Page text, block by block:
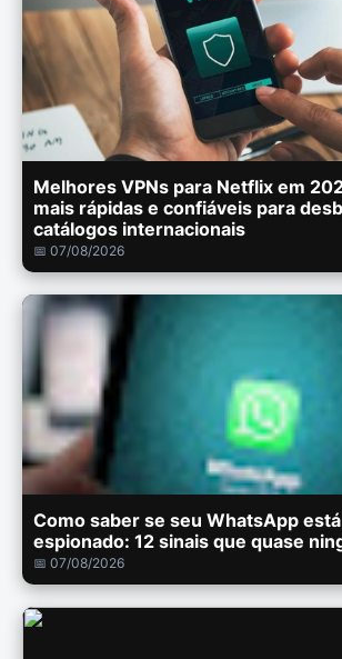
Melhores VPNs para Netflix em
mais rápidas e confiáveis para
catálogos internacionais
📅 07/08/2026
Como saber se seu WhatsApp
espionado: 12 sinais que quase
📅 07/08/2026